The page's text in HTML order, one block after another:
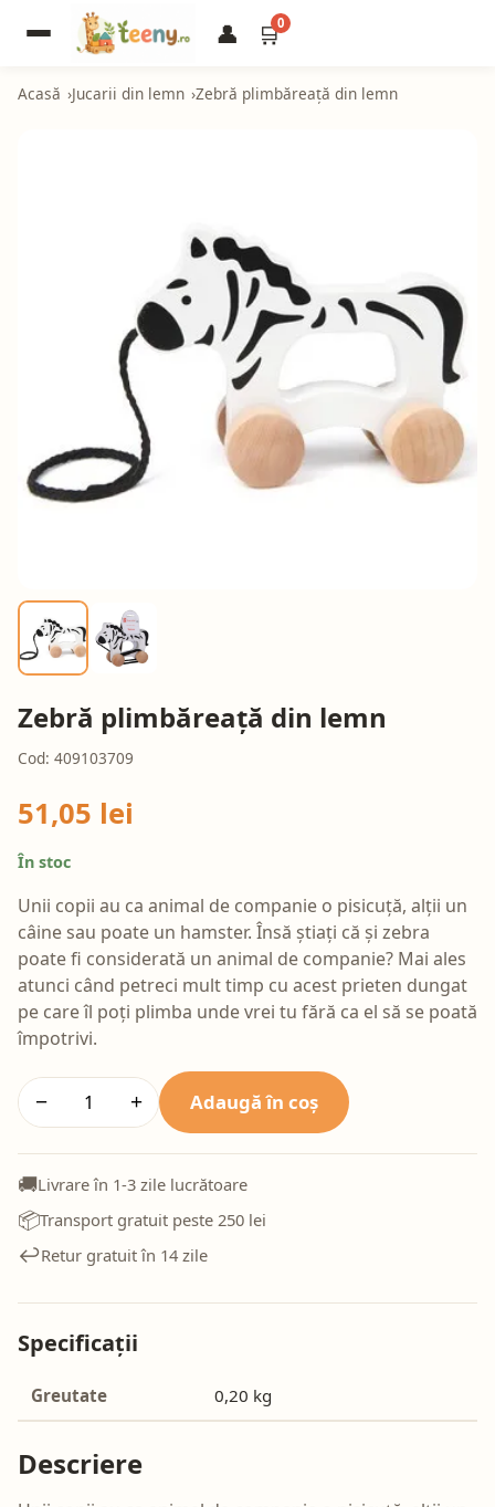
👤 🛒0
Acasă Jucarii din lemn Zebră plimbăreață din lemn
Zebră plimbăreață din lemn
Cod: 409103709
51,05 lei
În stoc
Unii copii au ca animal de companie o pisicuță, alții un
câine sau poate un hamster. Însă știați că și zebra
poate fi considerată un animal de companie? Mai ales
atunci când petreci mult timp cu acest prieten dungat
pe care îl poți plimba unde vrei tu fără ca el să se poată
împotrivi.
− + Adaugă în coș
🚚Livrare în 1-3 zile lucrătoare
📦Transport gratuit peste 250 lei
↩️Retur gratuit în 14 zile
Specificații
Greutate 0,20 kg
Descriere